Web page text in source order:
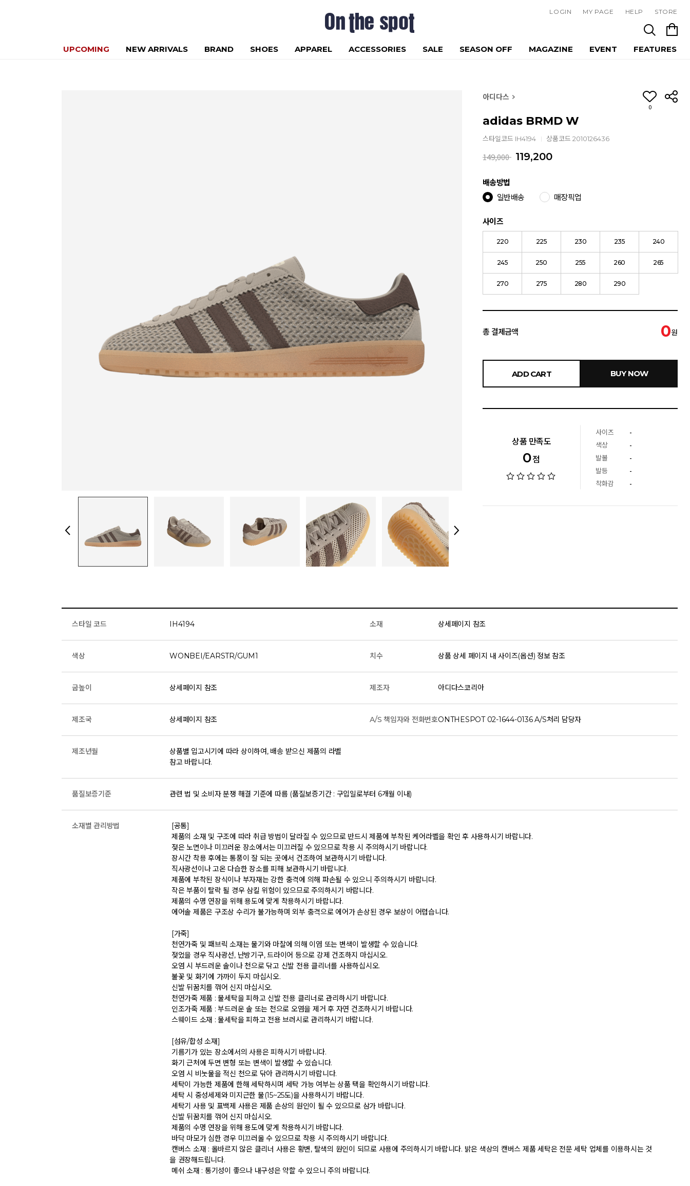
LOGIN MY PAGE HELP STORE
UPCOMING NEW ARRIVALS BRAND SHOES APPAREL ACCESSORIES SALE SEASON OFF MAGAZINE EVENT FEATURES
아디다스
0
adidas BRMD W
스타일코드 IH4194 상품코드 2010126436
149,000 119,200
배송방법
일반배송 매장픽업
사이즈
220 225 230 235 240
245 250 255 260 265
270 275 280 290
총 결제금액 0원
ADD CART BUY NOW
상품 만족도
0점
사이즈
-
색상
-
발볼
-
발등
-
착화감
-
스타일 코드 IH4194 소재 상세페이지 참조
색상 WONBEI/EARSTR/GUM1 치수 상품 상세 페이지 내 사이즈(옵션) 정보 참조
굽높이 상세페이지 참조 제조자 아디다스코리아
제조국 상세페이지 참조 A/S 책임자와 전화번호ONTHESPOT 02-1644-0136 A/S처리 담당자
제조년월
상품별 입고시기에 따라 상이하여, 배송 받으신 제품의 라벨
참고 바랍니다.
품질보증기준 관련 법 및 소비자 분쟁 해결 기준에 따름 (품질보증기간 : 구입일로부터 6개월 이내)
소재별 관리방법
을 권장해드립니다.